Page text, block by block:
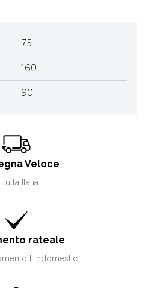
75
160
90
Veloce
tutta Italia
rateale
Findomestic